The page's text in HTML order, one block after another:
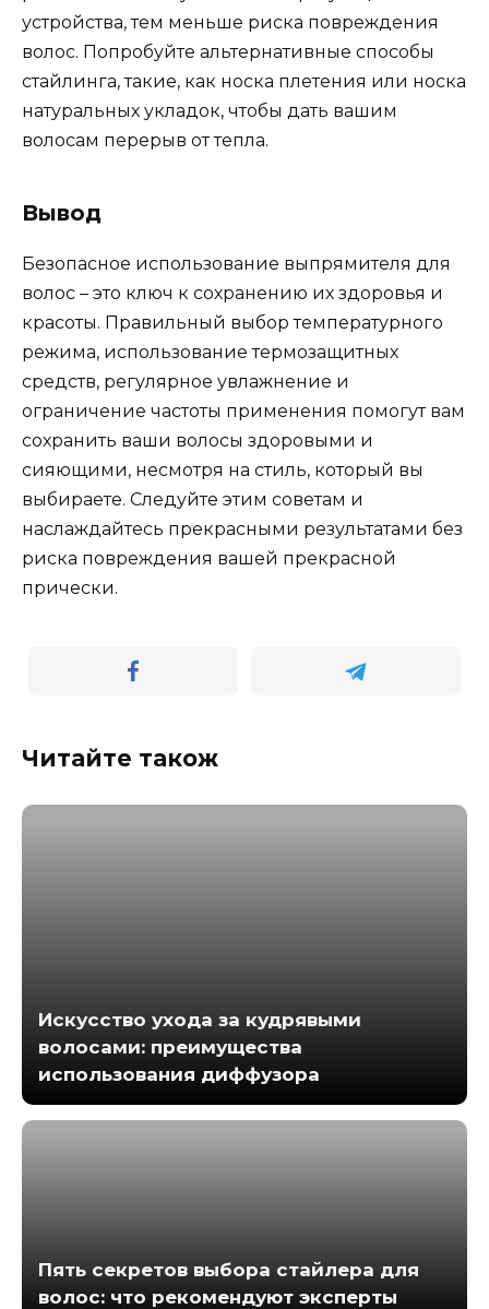
устройства, тем меньше риска повреждения
волос. Попробуйте альтернативные способы
стайлинга, такие, как носка плетения или носка
натуральных укладок, чтобы дать вашим
волосам перерыв от тепла.
Вывод
Безопасное использование выпрямителя для
волос – это ключ к сохранению их здоровья и
красоты. Правильный выбор температурного
режима, использование термозащитных
средств, регулярное увлажнение и
ограничение частоты применения помогут вам
сохранить ваши волосы здоровыми и
сияющими, несмотря на стиль, который вы
выбираете. Следуйте этим советам и
наслаждайтесь прекрасными результатами без
риска повреждения вашей прекрасной
прически.
Читайте також
Искусство ухода за кудрявыми
волосами: преимущества
использования диффузора
Пять секретов выбора стайлера для
волос: что рекомендуют эксперты